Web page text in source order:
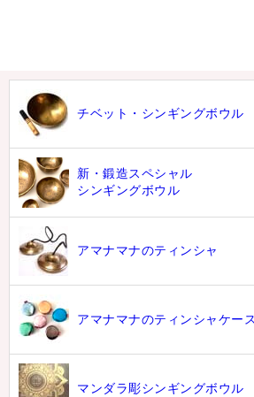
チベット・シンギングボウル
新・鍛造スペシャル
シンギングボウル
アマナマナのティンシャ
アマナマナのティンシャケース
マンダラ彫シンギングボウル